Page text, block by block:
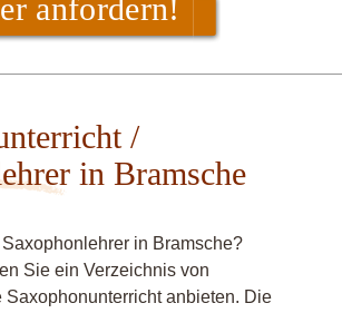
anfordern!
/
in Bramsche
in Bramsche?
Sie ein Verzeichnis von
Saxophonunterricht anbieten. Die